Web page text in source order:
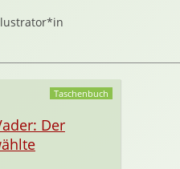
Taschenbuch
Der